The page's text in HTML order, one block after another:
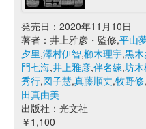
発売日：2020年11月10日
著者：井上雅彦・監修,平山
夕里,澤村伊智,櫛木理宇,黒木
門七海,井上雅彦,伴名練,坊
秀行,図子慧,真藤順丈,牧野修
田真由美
出版社：光文社
￥1,100